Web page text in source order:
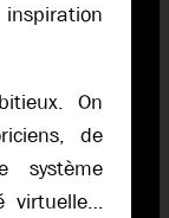
On
de
système
virtuelle…